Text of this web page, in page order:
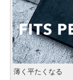
薄く平たくなる